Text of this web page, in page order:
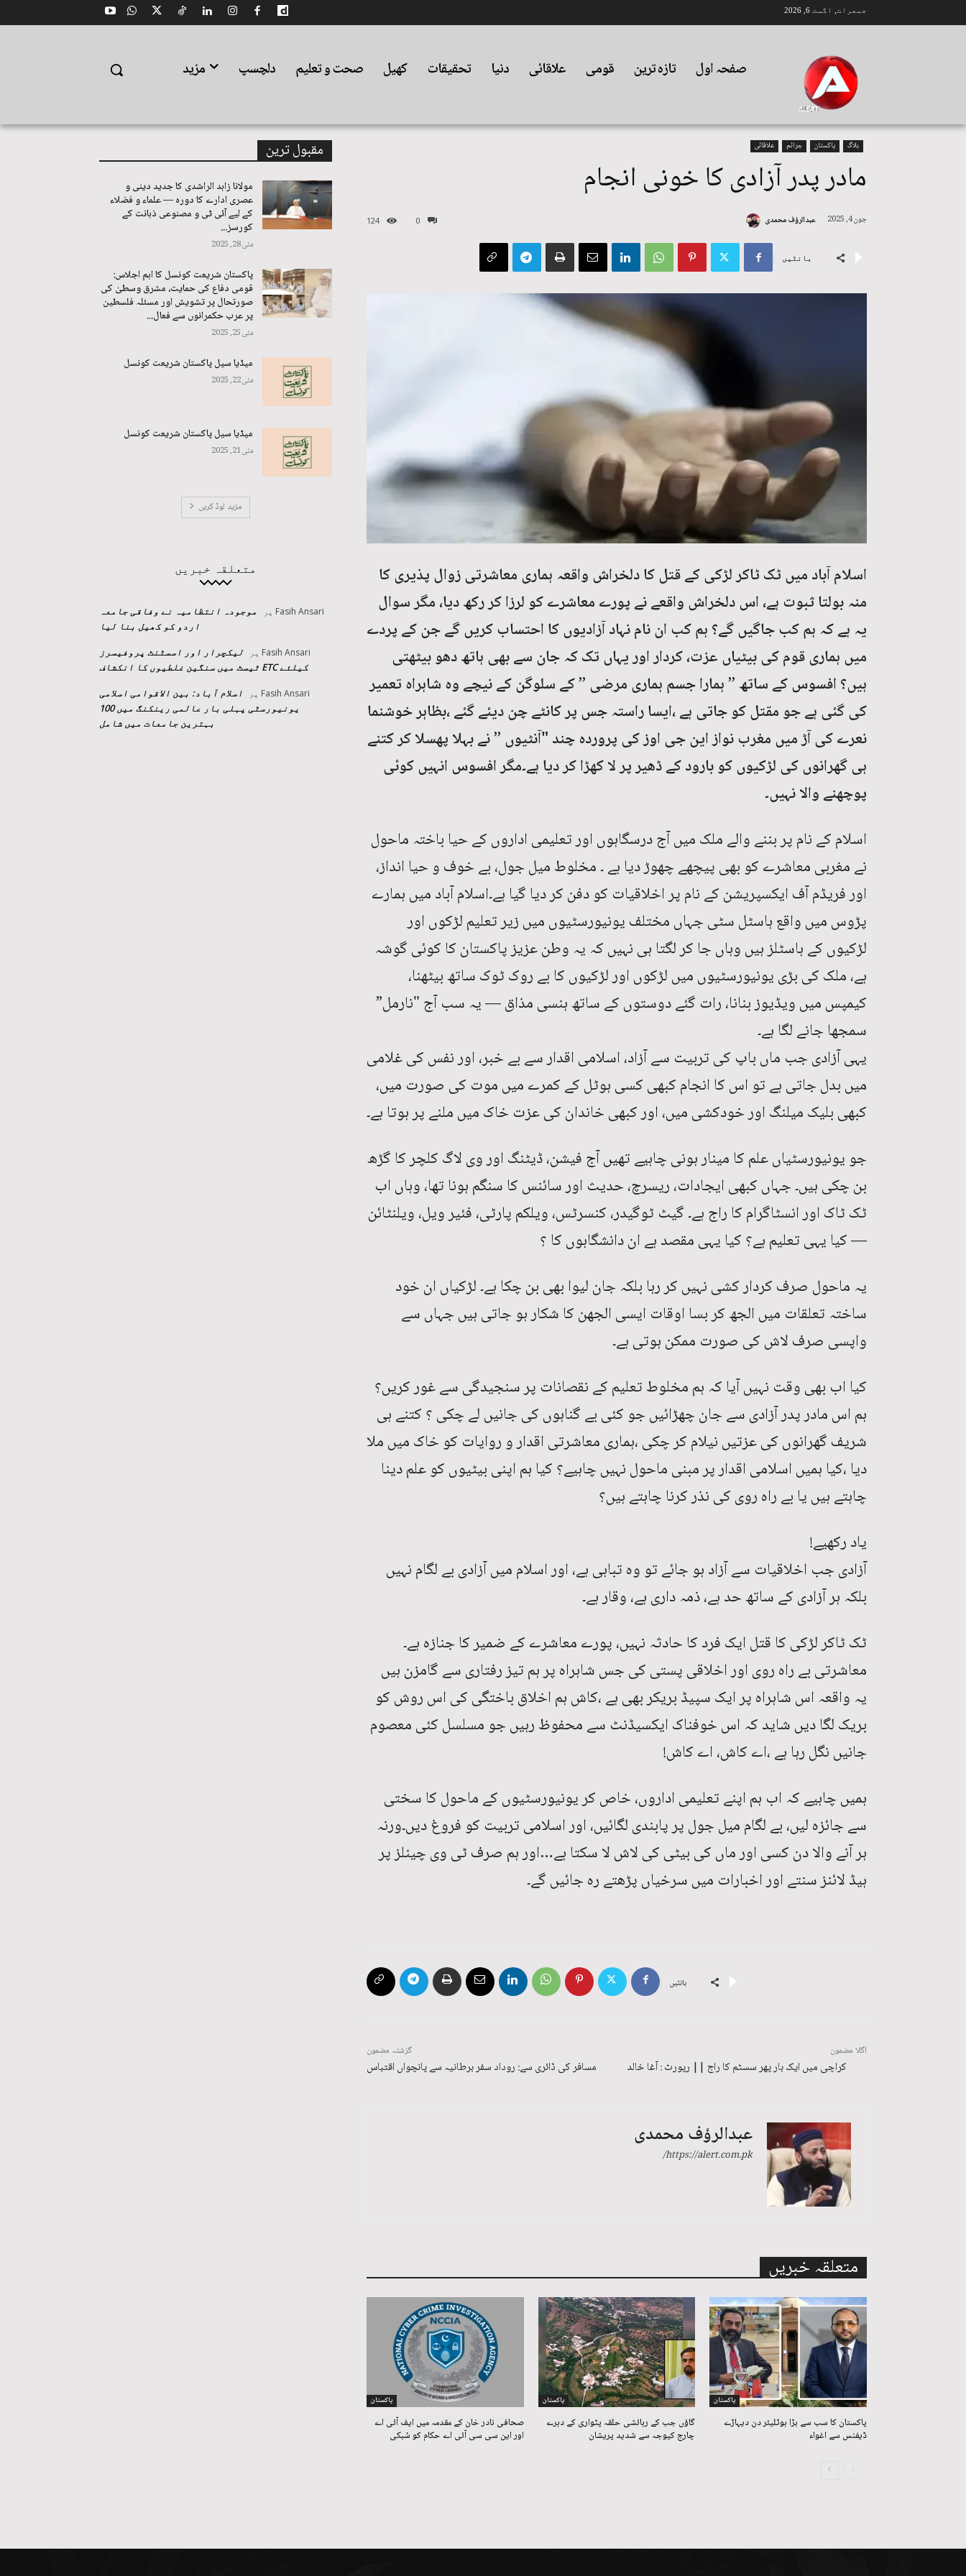
جمعرات, اگست 6, 2026
صفحہ اول تازہ ترین قومی علاقائی دنیا تحقیقات کھیل صحت و تعلیم دلچسپ مزید
بلاگ پاکستان جرائم علاقائی
مادر پدر آزادی کا خونی انجام
0
124 جون 4, 2025 عبدالرؤف محمدی
بانٹیں
اسلام آباد میں ٹک ٹاکر لڑکی کے قتل کا دلخراش واقعہ ہماری معاشرتی زوال پذیری کا
منہ بولتا ثبوت ہے، اس دلخراش واقعے نے پورے معاشرے کو لرزا کر رکھ دیا، مگر سوال
یہ ہے کہ ہم کب جاگیں گے؟ ہم کب ان نام نہاد آزادیوں کا احتساب کریں گے جن کے پردے
میں ہماری قوم کی بیٹیاں عزت، کردار اور یہاں تک کہ جان سے بھی ہاتھ دھو بیٹھتی
ہیں؟ افسوس کے ساتھ ” ہمارا جسم ہماری مرضی ” کے سلوگن کے نیچے وہ شاہراہ تعمیر
کی گئی ہے جو مقتل کو جاتی ہے ،ایسا راستہ جس پر کانٹے چن دیئے گئے ،بظاہر خوشنما
نعرے کی آڑ میں مغرب نواز این جی اوز کی پروردہ چند "آنٹیوں ” نے بہلا پھسلا کر کتنے
ہی گھرانوں کی لڑکیوں کو بارود کے ڈھیر پر لا کھڑا کر دیا ہے۔مگر افسوس انہیں کوئی
پوچھنے والا نہیں۔
اسلام کے نام پر بننے والے ملک میں آج درسگاہوں اور تعلیمی اداروں کے حیا باختہ ماحول
نے مغربی معاشرے کو بھی پیچھے چھوڑ دیا ہے ۔ مخلوط میل جول، بے خوف و حیا انداز،
اور فریڈم آف ایکسپریشن کے نام پر اخلاقیات کو دفن کر دیا گیا ہے۔اسلام آباد میں ہمارے
پڑوس میں واقع ہاسٹل سٹی جہاں مختلف یونیورسٹیوں میں زیر تعلیم لڑکوں اور
لڑکیوں کے ہاسٹلز ہیں وہاں جا کر لگتا ہی نہیں کہ یہ وطن عزیز پاکستان کا کوئی گوشہ
ہے، ملک کی بڑی یونیورسٹیوں میں لڑکوں اور لڑکیوں کا بے روک ٹوک ساتھ بیٹھنا،
کیمپس میں ویڈیوز بنانا، رات گئے دوستوں کے ساتھ ہنسی مذاق — یہ سب آج "نارمل”
سمجھا جانے لگا ہے۔
یہی آزادی جب ماں باپ کی تربیت سے آزاد، اسلامی اقدار سے بے خبر، اور نفس کی غلامی
میں بدل جاتی ہے تو اس کا انجام کبھی کسی ہوٹل کے کمرے میں موت کی صورت میں،
کبھی بلیک میلنگ اور خودکشی میں، اور کبھی خاندان کی عزت خاک میں ملنے پر ہوتا ہے۔
جو یونیورسٹیاں علم کا مینار ہونی چاہیے تھیں آج فیشن، ڈیٹنگ اور وی لاگ کلچر کا گڑھ
بن چکی ہیں۔ جہاں کبھی ایجادات، ریسرچ، حدیث اور سائنس کا سنگم ہونا تھا، وہاں اب
ٹک ٹاک اور انسٹاگرام کا راج ہے۔ گیٹ ٹوگیدر، کنسرٹس، ویلکم پارٹی، فئیر ویل، ویلنٹائن
— کیا یہی تعلیم ہے؟ کیا یہی مقصد ہے ان دانشگاہوں کا ؟
یہ ماحول صرف کردار کشی نہیں کر رہا بلکہ جان لیوا بھی بن چکا ہے۔ لڑکیاں ان خود
ساختہ تعلقات میں الجھ کر بسا اوقات ایسی الجھن کا شکار ہو جاتی ہیں جہاں سے
واپسی صرف لاش کی صورت ممکن ہوتی ہے۔
کیا اب بھی وقت نہیں آیا کہ ہم مخلوط تعلیم کے نقصانات پر سنجیدگی سے غور کریں؟
ہم اس مادر پدر آزادی سے جان چھڑائیں جو کئی بے گناہوں کی جانیں لے چکی ؟ کتنے ہی
شریف گھرانوں کی عزتیں نیلام کر چکی ،ہماری معاشرتی اقدار و روایات کو خاک میں ملا
دیا ،کیا ہمیں اسلامی اقدار پر مبنی ماحول نہیں چاہیے؟ کیا ہم اپنی بیٹیوں کو علم دینا
چاہتے ہیں یا بے راہ روی کی نذر کرنا چاہتے ہیں؟
یاد رکھیے!
آزادی جب اخلاقیات سے آزاد ہو جائے تو وہ تباہی ہے، اور اسلام میں آزادی بے لگام نہیں
بلکہ ہر آزادی کے ساتھ حد ہے، ذمہ داری ہے، وقار ہے۔
ٹک ٹاکر لڑکی کا قتل ایک فرد کا حادثہ نہیں، پورے معاشرے کے ضمیر کا جنازہ ہے۔
معاشرتی بے راہ روی اور اخلاقی پستی کی جس شاہراہ پر ہم تیز رفتاری سے گامزن ہیں
یہ واقعہ اس شاہراہ پر ایک سپیڈ بریکر بھی ہے ،کاش ہم اخلاق باختگی کی اس روش کو
بریک لگا دیں شاید کہ اس خوفناک ایکسیڈنٹ سے محفوظ رہیں جو مسلسل کئی معصوم
جانیں نگل رہا ہے ،اے کاش، اے کاش!
ہمیں چاہیے کہ اب ہم اپنے تعلیمی اداروں، خاص کر یونیورسٹیوں کے ماحول کا سختی
سے جائزہ لیں، بے لگام میل جول پر پابندی لگائیں، اور اسلامی تربیت کو فروغ دیں۔ورنہ
ہر آنے والا دن کسی اور ماں کی بیٹی کی لاش لا سکتا ہے…اور ہم صرف ٹی وی چینلز پر
ہیڈ لائنز سنتے اور اخبارات میں سرخیاں پڑھتے رہ جائیں گے۔
بانٹیں
گزشتہ مضمون
مسافر کی ڈائری سے: روداد سفر برطانیہ سے پانچواں اقتباس
اگلا مضمون
کراچی میں ایک بار پھر سسٹم کا راج || رپورٹ : آغا خالد
عبدالرؤف محمدی
https://alert.com.pk/
متعلقہ خبریں
پاکستان
پاکستان کا سب سے بڑا ہوٹلیئر دن دیہاڑے
ڈیفنس سے اغواء
پاکستان
گاؤں جب کے رہائشی حلقہ پٹواری کے دہرے
چارج کیوجہ سے شدید پریشان
پاکستان
صحافی نادر خان کے مقدمہ میں ایف آئی اے
اور این سی سی آئی اے حکام کو سُبکی
مقبول ترین
مولانا زاہد الراشدی کا جدید دینی و
عصری ادارے کا دورہ — علماء و فضلاء
کے لیے آئی ٹی و مصنوعی ذہانت کے
کورسز...
مئی 28, 2025
پاکستان شریعت کونسل کا اہم اجلاس:
قومی دفاع کی حمایت، مشرق وسطیٰ کی
صورتحال پر تشویش اور مسئلہ فلسطین
پر عرب حکمرانوں سے فعال...
مئی 25, 2025
میڈیا سیل پاکستان شریعت کونسل
مئی 22, 2025
میڈیا سیل پاکستان شریعت کونسل
مئی 21, 2025
مزید لوڈ کریں
متعلقہ خبریں
Fasih Ansari پر
موجودہ انتظامیہ نے وفاقی جامعہ
اردو کو کھیل بنا لیا
Fasih Ansari پر
لیکچرار اور اسسٹنٹ پروفیسرز
کیلئے ETC ٹیسٹ میں سنگین غلطیوں کا انکشاف
Fasih Ansari پر
اسلام آباد: بین الاقوامی اسلامی
یونیورسٹی پہلی بار عالمی رینکنگ میں 100
بہترین جامعات میں شامل